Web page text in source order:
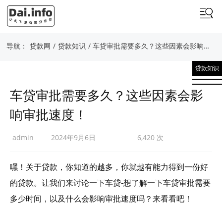
导航： 贷款网 / 贷款知识 / 车贷审批需要多久？这些因素会影响审批速度！
贷款知识
车贷审批需要多久？这些因素会影
响审批速度！
admin 2024年9月6日 6,420 次
嘿！关于贷款，你知道的越多，你就越有能力得到一份好
的贷款。让我们来讨论一下车贷-想了解一下车贷审批需要
多少时间，以及什么会影响审批速度吗？来看看吧！